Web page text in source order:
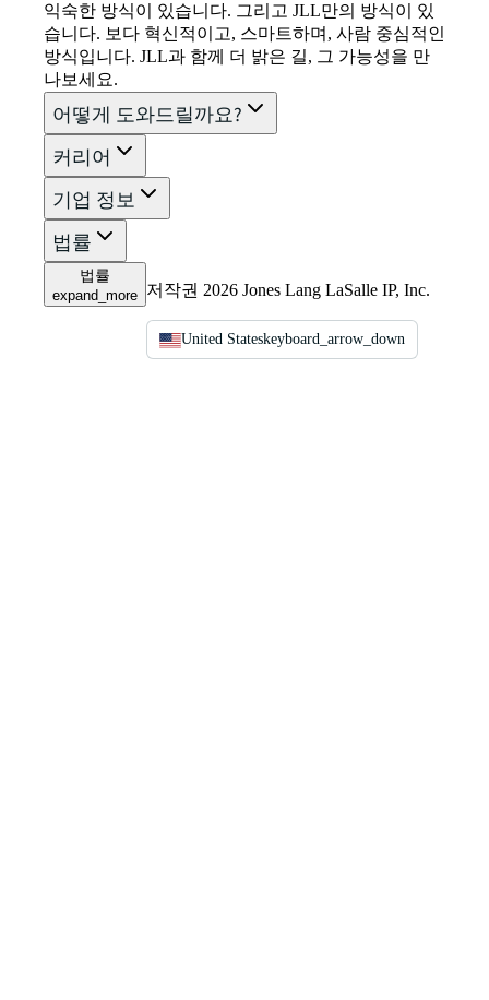
익숙한 방식이 있습니다. 그리고 JLL만의 방식이 있
습니다. 보다 혁신적이고, 스마트하며, 사람 중심적인
방식입니다. JLL과 함께 더 밝은 길, 그 가능성을 만
나보세요.
어떻게 도와드릴까요?
커리어
기업 정보
법률
법률
expand_more 저작권 2026 Jones Lang LaSalle IP, Inc.
United Stateskeyboard_arrow_down